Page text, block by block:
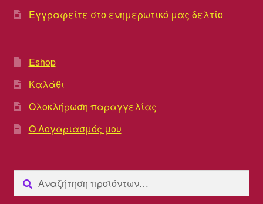
Εγγραφείτε στο ενημερωτικό μας δελτίο
Eshop
Καλάθι
Ολοκλήρωση παραγγελίας
Ο Λογαριασμός μου
Αναζήτηση
για:
Αναζήτηση